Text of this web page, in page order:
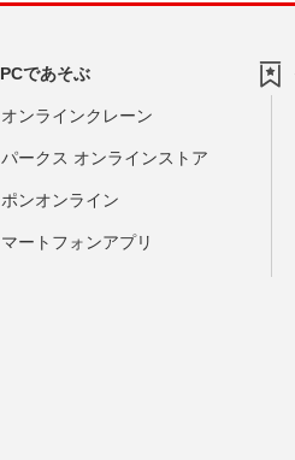
であそぶ
ンラインクレーン
ークス オンラインストア
ンオンライン
ートフォンアプリ